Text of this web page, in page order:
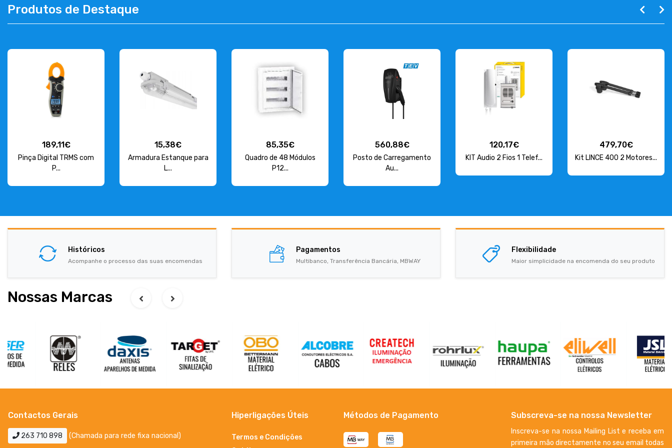
CONTACTOS
Produtos de Destaque
189,11€
Pinça Digital TRMS com
P...
15,38€
Armadura Estanque para
L...
85,35€
Quadro de 48 Módulos
P12...
560,88€
Posto de Carregamento
Au...
120,17€
KIT Audio 2 Fios 1 Telef...
479,70€
Kit LINCE 400 2 Motores...
Históricos
Acompanhe o processo das suas encomendas
Pagamentos
Multibanco, Transferência Bancária, MBWAY
Flexibilidade
Maior simplicidade na encomenda do seu produto
Nossas Marcas
Contactos Gerais
263 710 898 (Chamada para rede fixa nacional)
Hiperligações Úteis
Termos e Condições
Métodos de Pagamento Subscreva-se na nossa Newsletter
Inscreva-se na nossa Mailing List e receba em
primeira mão directamente no seu email todas